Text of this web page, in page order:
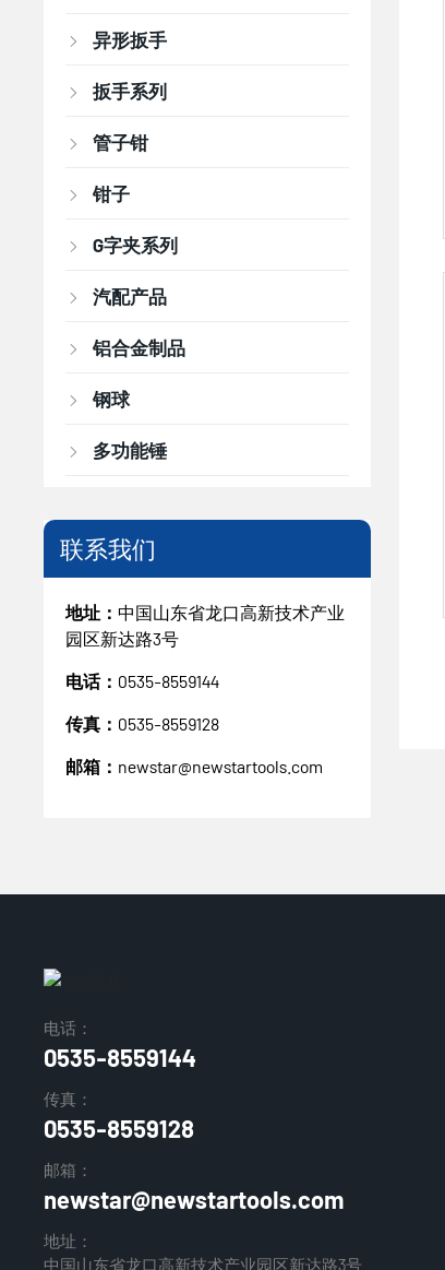
异形扳手
扳手系列
管子钳
钳子
G字夹系列
汽配产品
铝合金制品
钢球
多功能锤
联系我们
地址：中国山东省龙口高新技术产业
园区新达路3号
电话： 0535-8559144
传真： 0535-8559128
邮箱： newstar@newstartools.com
电话：
0535-8559144
传真：
0535-8559128
邮箱：
newstar@newstartools.com
地址：
中国山东省龙口高新技术产业园区新达路3号